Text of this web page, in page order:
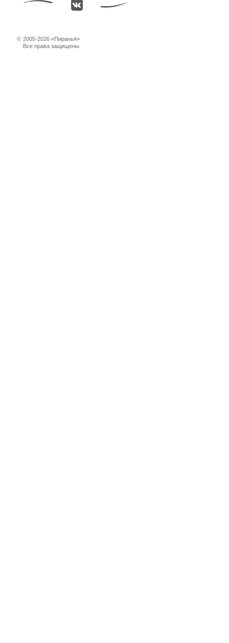
© 2005-2026 «Пиранья»
Все права защищены